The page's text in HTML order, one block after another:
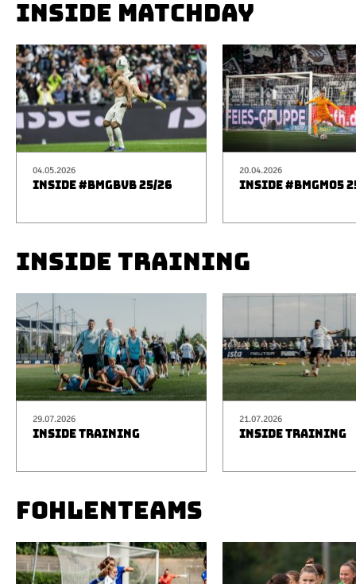
INSIDE MATCHDAY
04.05.2026
INSIDE #BMGBVB 25/26
20.04.2026
INSIDE #BMGM05
INSIDE TRAINING
29.07.2026
INSIDE TRAINING
21.07.2026
INSIDE TRAINING
FOHLENTEAMS